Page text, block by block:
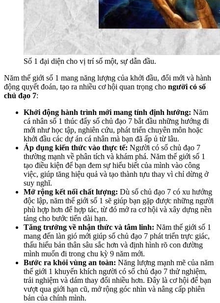
Số 1 đại diện cho vị trí số một, sự dẫn đầu.
Năm thế giới số 1 mang năng lượng của khởi đầu, đổi mới và hành
động quyết đoán, tạo ra nhiều cơ hội quan trọng cho người có số
chủ đạo 7:
Khởi động hành trình mới mang tính định hướng: Năm
cá nhân số 1 thúc đẩy số chủ đạo 7 bắt đầu những hướng đi
mới như học tập, nghiên cứu, phát triển chuyên môn hoặc
khởi đầu các dự án cá nhân mà bạn đã ấp ủ từ lâu.
Áp dụng kiến thức vào thực tế: Người có số chủ đạo 7
thường mạnh về phân tích và khám phá. Năm thế giới số 1
tạo điều kiện để bạn đem sự hiểu biết của mình vào công
việc, giúp tăng hiệu quả và tạo thành tựu thay vì chỉ dừng ở
suy nghĩ.
Mở rộng kết nối chất lượng: Dù số chủ đạo 7 có xu hướng
độc lập, năm thế giới số 1 sẽ giúp bạn gặp được những người
phù hợp hơn để hợp tác, từ đó mở ra cơ hội và xây dựng nền
tảng cho bước tiến dài hạn.
Tăng trưởng về nhận thức và tâm linh: Năm thế giới số 1
mang đến làn gió mới giúp số chủ đạo 7 phát triển trực giác,
thấu hiểu bản thân sâu sắc hơn và định hình rõ con đường
mình muốn đi trong chu kỳ 9 năm mới.
Bước ra khỏi vùng an toàn: Năng lượng mạnh mẽ của năm
thế giới 1 khuyến khích người có số chủ đạo 7 thử nghiệm,
trải nghiệm và dám thay đổi nhiều hơn. Đây là cơ hội để bạn
vượt qua giới hạn cũ, mở rộng góc nhìn và nâng cấp phiên
bản của chính mình.